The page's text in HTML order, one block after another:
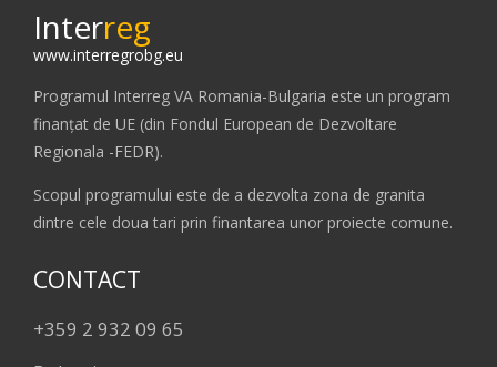
Interreg
www.interregrobg.eu
Programul Interreg VA Romania-Bulgaria este un program
finanțat de UE (din Fondul European de Dezvoltare
Regionala -FEDR).
Scopul programului este de a dezvolta zona de granita
dintre cele doua tari prin finantarea unor proiecte comune.
CONTACT
+359 2 932 09 65